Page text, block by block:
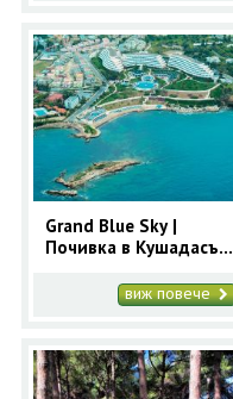
Grand Blue Sky |
Почивка в Кушадасъ с
виж повече